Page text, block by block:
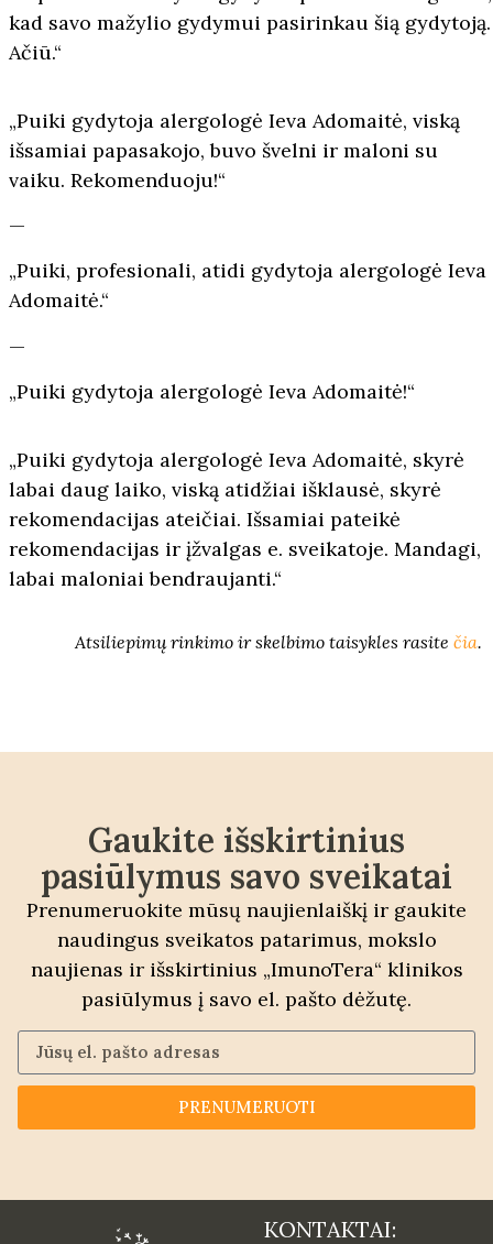
kad savo mažylio gydymui pasirinkau šią gydytoją.
Ačiū.“
„Puiki gydytoja alergologė Ieva Adomaitė, viską
išsamiai papasakojo, buvo švelni ir maloni su
vaiku. Rekomenduoju!“
—
„Puiki, profesionali, atidi gydytoja alergologė Ieva
Adomaitė.“
—
„Puiki gydytoja alergologė Ieva Adomaitė!“
„Puiki gydytoja alergologė Ieva Adomaitė, skyrė
labai daug laiko, viską atidžiai išklausė, skyrė
rekomendacijas ateičiai. Išsamiai pateikė
rekomendacijas ir įžvalgas e. sveikatoje. Mandagi,
labai maloniai bendraujanti.“
Atsiliepimų rinkimo ir skelbimo taisykles rasite čia.
Gaukite išskirtinius
pasiūlymus savo sveikatai
Prenumeruokite mūsų naujienlaiškį ir gaukite
naudingus sveikatos patarimus, mokslo
naujienas ir išskirtinius „ImunoTera“ klinikos
pasiūlymus į savo el. pašto dėžutę.
PRENUMERUOTI
KONTAKTAI: